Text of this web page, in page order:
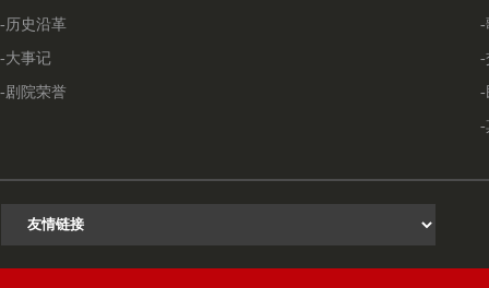
-历史沿革
-大事记
-剧院荣誉
-
-
-
-